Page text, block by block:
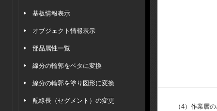
基板情報表示
オブジェクト情報表示
部品属性一覧
線分の輪郭をベタに変換
線分の輪郭を塗り図形に変換
配線長（セグメント）の変更
（4） 作業層